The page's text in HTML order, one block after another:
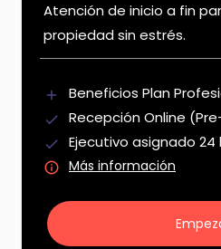
Atención de inicio a fin
propiedad sin estrés.
add Beneficios Plan
done Recepción Online
done Ejecutivo asignado 24
info Más información